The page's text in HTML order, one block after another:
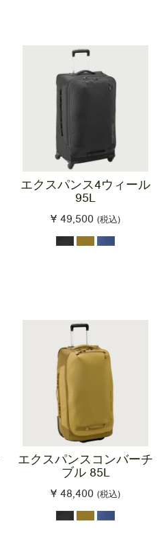
エクスパンス4ウィール
95L
¥ 49,500 (税込)
エクスパンスコンバーチ
ブル 85L
¥ 48,400 (税込)